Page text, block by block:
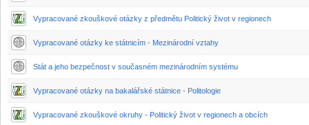
Vypracované zkouškové otázky z předmětu Politický život v regionech
Vypracované otázky ke státnicím - Mezinárodní vztahy
Stát a jeho bezpečnost v současném mezinárodním systému
Vypracované otázky na bakalářské státnice - Politologie
Vypracované zkouškové okruhy - Politický život v regionech a obcích